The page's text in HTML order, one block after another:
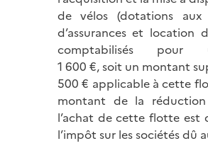
de vélos (dotations aux
d’assurances et location
comptabilisés
1 600 €, soit un montant
500 € applicable à cette
montant de la
l’achat de cette flotte est
l’impôt sur les sociétés dû